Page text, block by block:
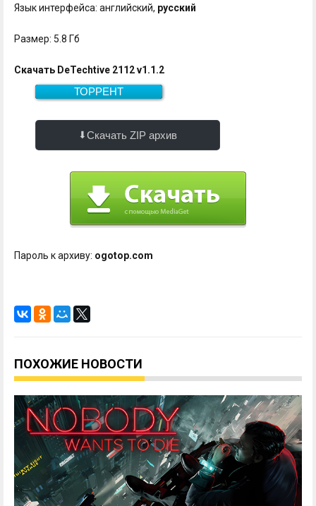
Язык интерфейса: английский, русский
Размер: 5.8 Гб
Скачать DeTechtive 2112 v1.1.2
ТОРРЕНТ
5.8 Гб
Скачать
Скачать ZIP архив
Пароль к архиву: ogotop.com
ПОХОЖИЕ НОВОСТИ